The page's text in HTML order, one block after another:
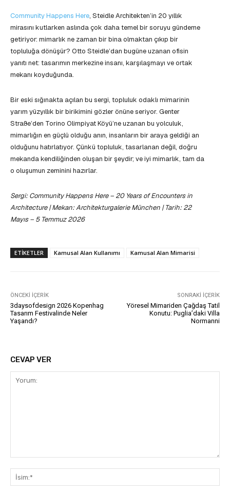
Community Happens Here, Steidle Architekten’in 20 yıllık
mirasını kutlarken aslında çok daha temel bir soruyu gündeme
getiriyor: mimarlık ne zaman bir bina olmaktan çıkıp bir
topluluğa dönüşür? Otto Steidle’dan bugüne uzanan ofisin
yanıtı net: tasarımın merkezine insanı, karşılaşmayı ve ortak
mekanı koyduğunda.
Bir eski sığınakta açılan bu sergi, topluluk odaklı mimarinin
yarım yüzyıllık bir birikimini gözler önüne seriyor. Genter
Straße’den Torino Olimpiyat Köyü’ne uzanan bu yolculuk,
mimarlığın en güçlü olduğu anın, insanların bir araya geldiği an
olduğunu hatırlatıyor. Çünkü topluluk, tasarlanan değil, doğru
mekanda kendiliğinden oluşan bir şeydir; ve iyi mimarlık, tam da
o oluşumun zeminini hazırlar.
Sergi: Community Happens Here – 20 Years of Encounters in
Architecture | Mekan: Architekturgalerie München | Tarih: 22
Mayıs – 5 Temmuz 2026
ETIKETLER Kamusal Alan Kullanımı Kamusal Alan Mimarisi
ÖNCEKI İÇERIK
3daysofdesign 2026 Kopenhag
Tasarım Festivalinde Neler
Yaşandı?
SONRAKI İÇERIK
Yöresel Mimariden Çağdaş Tatil
Konutu: Puglia’daki Villa
Normanni
CEVAP VER